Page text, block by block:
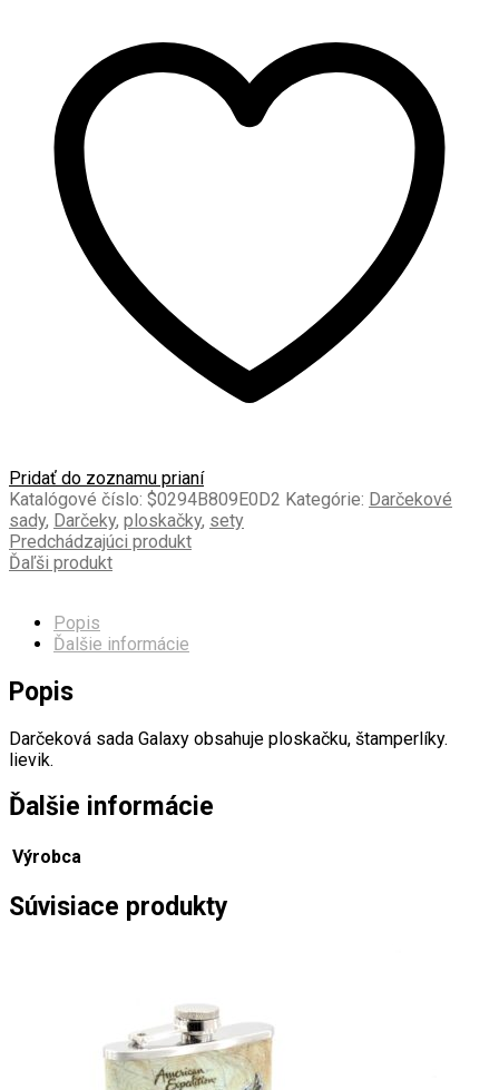
GALAXY
DJH1274
Pridať do zoznamu prianí
Katalógové číslo: $0294B809E0D2 Kategórie: Darčekové
sady, Darčeky, ploskačky, sety
Predchádzajúci produkt
Ďaľši produkt
Popis
Ďalšie informácie
Popis
Darčeková sada Galaxy obsahuje ploskačku, štamperlíky.
lievik.
Ďalšie informácie
Výrobca
Súvisiace produkty